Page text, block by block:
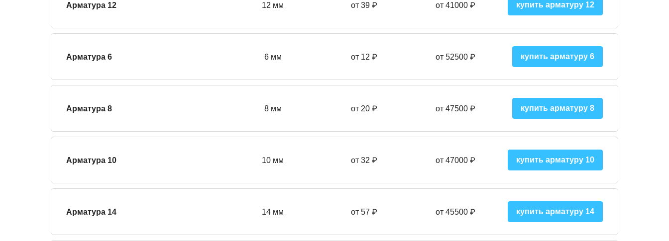
Арматура 12 12 мм от 39₽ от 41000₽ купить арматуру 12
Арматура 6 6 мм от 12 ₽ от 52500₽ купить арматуру 6
Арматура 8 8 мм от 20 ₽ от 47500₽ купить арматуру 8
Арматура 10 10 мм от 32 ₽ от 47000₽ купить арматуру 10
Арматура 14 14 мм от 57 ₽ от 45500₽ купить арматуру 14